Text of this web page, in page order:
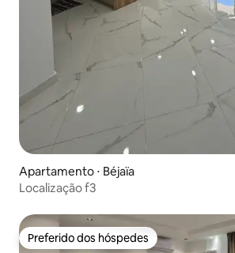
Apartamento ⋅ Béjaïa
Localização f3
Preferido dos hóspedes
Preferido dos hóspedes